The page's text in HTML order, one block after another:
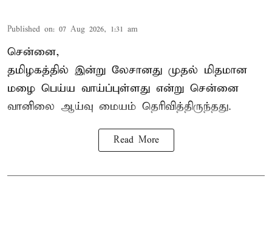
Published on: 07 Aug 2026, 1:31 am
சென்னை,
தமிழகத்தில் இன்று லேசானது முதல் மிதமான
மழை பெய்ய வாய்ப்புள்ளது என்று சென்னை
வானிலை ஆய்வு மையம் தெரிவித்திருந்தது.
Read More